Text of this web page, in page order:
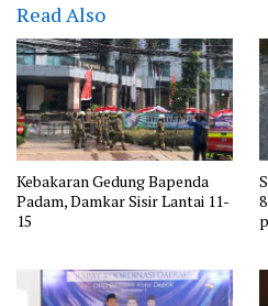
Read Also
Kebakaran Gedung Bapenda
Padam, Damkar Sisir Lantai 11-
15